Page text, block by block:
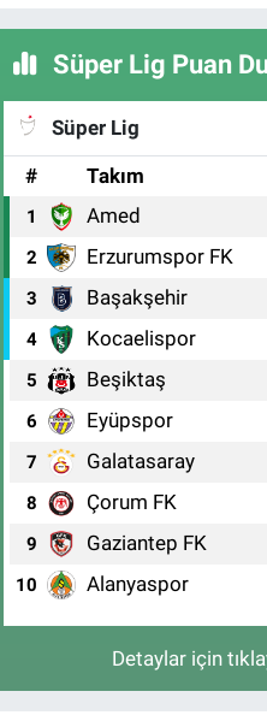
Süper Lig Puan
Süper Lig
#
Takım
1 Amed
2 Erzurumspor FK
3 Başakşehir
4 Kocaelispor
5 Beşiktaş
6 Eyüpspor
7 Galatasaray
8 Çorum FK
9 Gaziantep FK
10 Alanyaspor
Detaylar için